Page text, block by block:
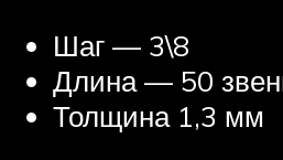
Шаг — 3\8
Длина — 50
Толщина 1,3 мм